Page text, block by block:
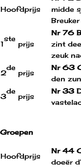
Hoofdprijs
midde
Breuker
1
ste
prijs
Nr 76
zint
zeuk
2
de
prijs
Nr 63
den
3
de
prijs
Nr 33
Groepen
Hoofdprijs
Nr 44
doeër